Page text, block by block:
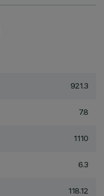
921.3
7.8
1110
6.3
118.12